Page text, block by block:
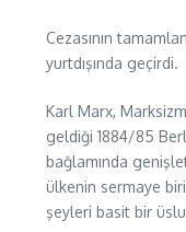
Cezasının
yurtdışında geçirdi.
Karl Marx,
geldiği 1884/85
bağlamında
ülkenin sermaye
şeyleri basit bir